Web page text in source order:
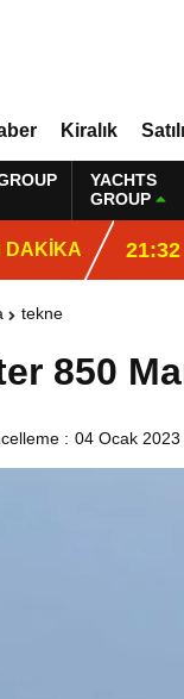
Kiralık
YACHTS
GROUP
DAKİKA 21:32
tekne
850
: 04 Ocak 2023